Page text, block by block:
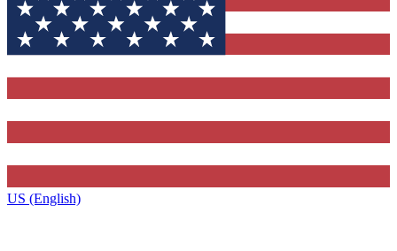
US (English)